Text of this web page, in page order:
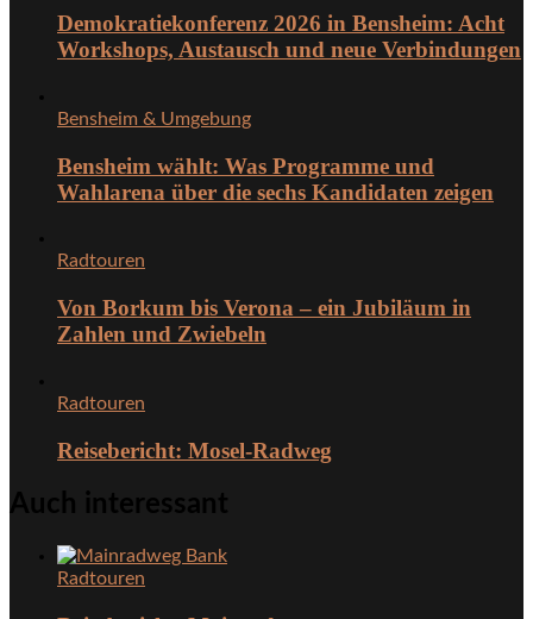
Demokratiekonferenz 2026 in Bensheim: Acht
Workshops, Austausch und neue Verbindungen
Bensheim & Umgebung
Bensheim wählt: Was Programme und
Wahlarena über die sechs Kandidaten zeigen
Radtouren
Von Borkum bis Verona – ein Jubiläum in
Zahlen und Zwiebeln
Radtouren
Reisebericht: Mosel-Radweg
Auch interessant
Radtouren